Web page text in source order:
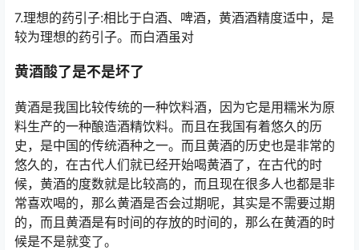
7.理想的药引子:相比于白酒、啤酒，黄酒酒精度适中，是
较为理想的药引子。而白酒虽对
黄酒酸了是不是坏了
黄酒是我国比较传统的一种饮料酒，因为它是用糯米为原
料生产的一种酿造酒精饮料。而且在我国有着悠久的历
史，是中国的传统酒种之一。而且黄酒的历史也是非常的
悠久的，在古代人们就已经开始喝黄酒了，在古代的时
候，黄酒的度数就是比较高的，而且现在很多人也都是非
常喜欢喝的，那么黄酒是否会过期呢，其实是不需要过期
的，而且黄酒是有时间的存放的时间的，那么在黄酒的时
候是不是就变了。